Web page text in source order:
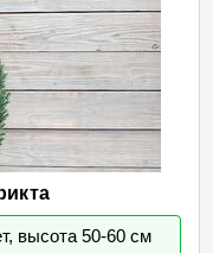
высота 50-60 см